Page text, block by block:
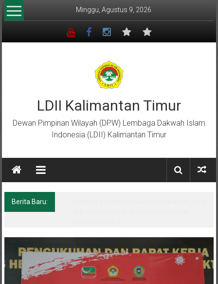
Lompat
ke
Minggu, Agustus 9, 2026
LDII Kalimantan Timur
Dewan Pimpinan Wilayah (DPW) Lembaga Dakwah Islam
Indonesia (LDII) Kalimantan Timur
Berita Baru: